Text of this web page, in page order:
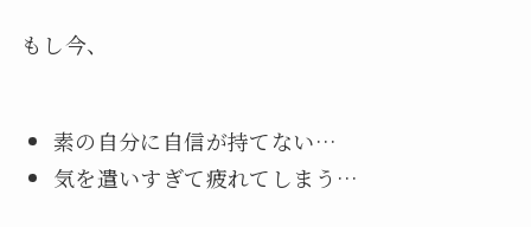
もし今、
素の自分に自信が持てない…
気を遣いすぎて疲れてしまう…